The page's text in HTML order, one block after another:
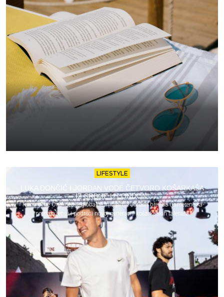
LIFESTYLE
LUKA DONČIĆ I JORDAN VODE ČETVORO KOŠARKAŠA
IZ SRBIJE U LONDON!
Turnir „The One“ deo je globalne inicijative Jordan brenda usmerene ka
pronalaženju i podršci novoj generaciji košarkaških talenata